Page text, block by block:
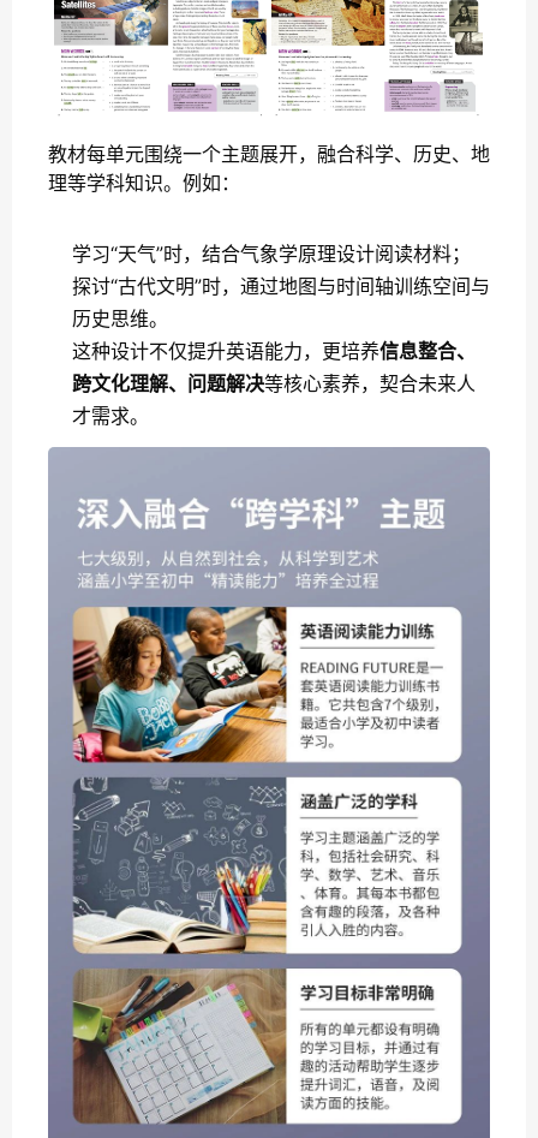
教材每单元围绕一个主题展开，融合科学、历史、地
理等学科知识。例如：
学习“天气”时，结合气象学原理设计阅读材料；
探讨“古代文明”时，通过地图与时间轴训练空间与
历史思维。
这种设计不仅提升英语能力，更培养信息整合、
跨文化理解、问题解决等核心素养，契合未来人
才需求。